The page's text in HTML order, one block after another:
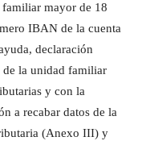
mayor de 18
IBAN de la cuenta
declaración
de la unidad familiar
y con la
a recabar datos de la
(Anexo III) y